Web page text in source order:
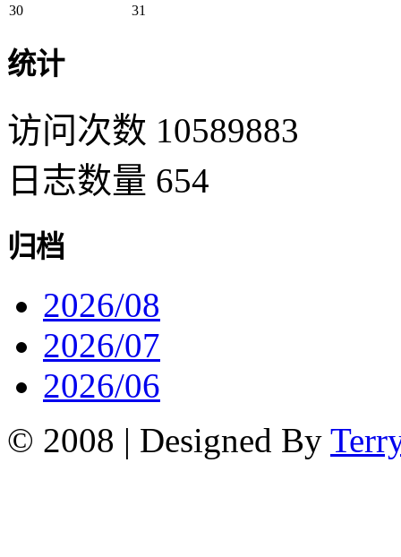
30
31
统计
访问次数 10589883
日志数量 654
归档
2026/08
2026/07
2026/06
© 2008 | Designed By